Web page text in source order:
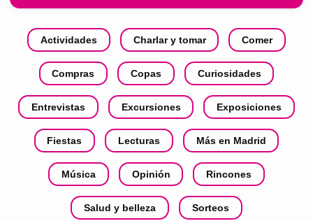
Actividades Charlar y tomar Comer
Compras Copas Curiosidades
Entrevistas Excursiones Exposiciones
Fiestas Lecturas Más en Madrid
Música Opinión Rincones
Salud y belleza Sorteos